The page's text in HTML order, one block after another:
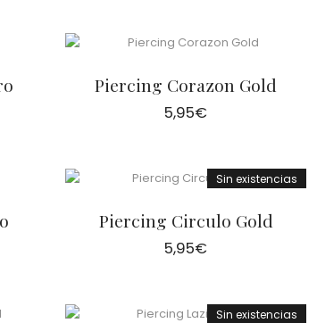
Piercing Corazon Gold
5,95€
Sin existencias
Piercing Circulo Gold
5,95€
Sin existencias